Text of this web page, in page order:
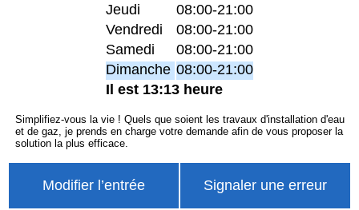
Jeudi
08:00-21:00
Vendredi
08:00-21:00
Samedi
08:00-21:00
Dimanche 08:00-21:00
Il est 13:13 heure
Simplifiez-vous la vie ! Quels que soient les travaux d'installation d'eau
et de gaz, je prends en charge votre demande afin de vous proposer la
solution la plus efficace.
Modifier l’entrée Signaler une erreur